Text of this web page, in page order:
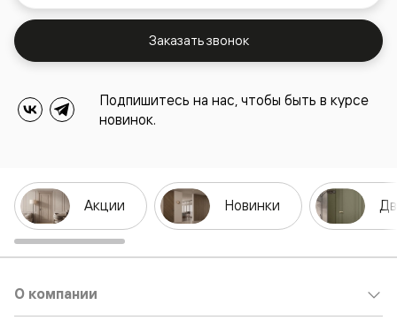
Заказать звонок
Подпишитесь на нас, чтобы быть в курсе
новинок.
Акции Новинки
О компании